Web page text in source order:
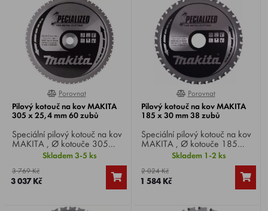
0%
Porovnat
Pilový kotouč na kov MAKITA
305 x 25,4 mm 60 zubů
Speciální pilový kotouč na kov
MAKITA , Ø kotouče 305
mm, Ø vrtání 25,4 mm, 60
zubů, pro okružní a zkracovací
pily.
Skladem 3-5 ks
3 769 Kč
3 037 Kč
100%
Porovnat
Pilový kotouč na kov MAKITA
185 x 30 mm 38 zubů
Speciální pilový kotouč na kov
MAKITA , Ø kotouče 185
mm, Ø vrtání 30 mm, 38 zubů,
pro okružní a zkracovací pily.
Skladem 1-2 ks
2 024 Kč
1 584 Kč